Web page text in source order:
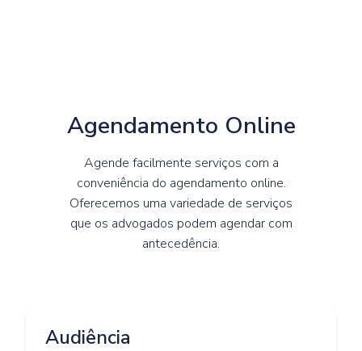
Agendamento Online
Agende facilmente serviços com a
conveniência do agendamento online.
Oferecemos uma variedade de serviços
que os advogados podem agendar com
antecedência.
Audiência